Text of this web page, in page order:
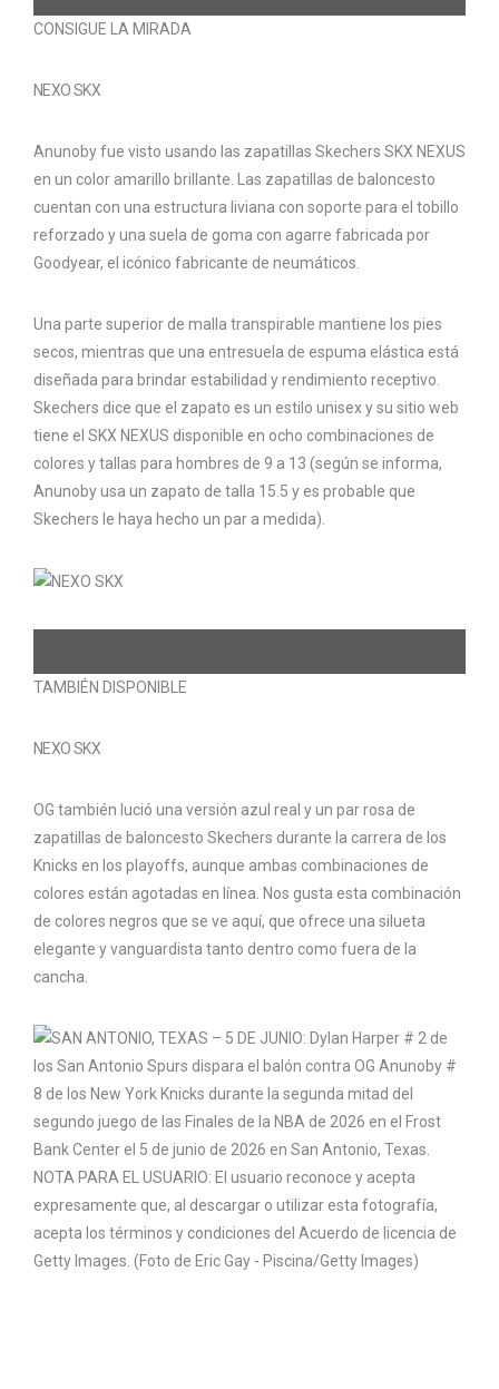
CONSIGUE LA MIRADA
NEXO SKX
Anunoby fue visto usando las zapatillas Skechers SKX NEXUS
en un color amarillo brillante. Las zapatillas de baloncesto
cuentan con una estructura liviana con soporte para el tobillo
reforzado y una suela de goma con agarre fabricada por
Goodyear, el icónico fabricante de neumáticos.
Una parte superior de malla transpirable mantiene los pies
secos, mientras que una entresuela de espuma elástica está
diseñada para brindar estabilidad y rendimiento receptivo.
Skechers dice que el zapato es un estilo unisex y su sitio web
tiene el SKX NEXUS disponible en ocho combinaciones de
colores y tallas para hombres de 9 a 13 (según se informa,
Anunoby usa un zapato de talla 15.5 y es probable que
Skechers le haya hecho un par a medida).
TAMBIÉN DISPONIBLE
NEXO SKX
OG también lució una versión azul real y un par rosa de
zapatillas de baloncesto Skechers durante la carrera de los
Knicks en los playoffs, aunque ambas combinaciones de
colores están agotadas en línea. Nos gusta esta combinación
de colores negros que se ve aquí, que ofrece una silueta
elegante y vanguardista tanto dentro como fuera de la
cancha.